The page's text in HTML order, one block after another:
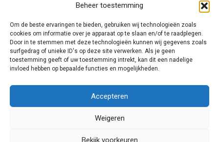
Beheer toestemming
Om de beste ervaringen te bieden, gebruiken wij technologieën zoals
cookies om informatie over je apparaat op te slaan en/of te raadplegen.
Door in te stemmen met deze technologieën kunnen wij gegevens zoals
surfgedrag of unieke ID's op deze site verwerken. Als je geen
toestemming geeft of uw toestemming intrekt, kan dit een nadelige
invloed hebben op bepaalde functies en mogelijkheden.
Accepteren
Weigeren
Bekijk voorkeuren
voertuigen@hulpverleningsdiensten.nl